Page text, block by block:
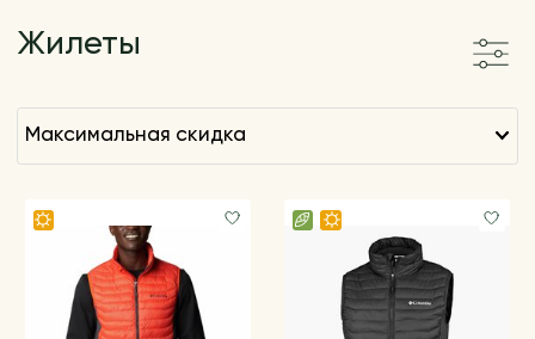
Жилеты
максимальная скидка